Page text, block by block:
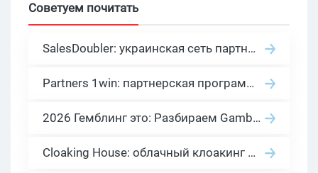
Советуем почитать
SalesDoubler: украинская сеть партнерских программ с оплатой за действие
Partners 1win: партнерская программа казино в нише гемблинг арбитраж
2026 Гемблинг это: Разбираем Gambling вертикаль, и все что связано с гемблинг и беттинг офферами
Cloaking House: облачный клоакинг для фильтрации ботов FB и Google Ads — гайд PHP-интеграции 2026